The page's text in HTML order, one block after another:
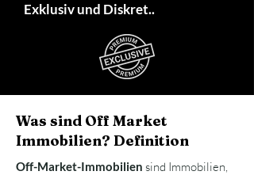
Exklusiv und Diskret..
Was sind Off Market
Immobilien? Definition
Off-Market-Immobilien sind Immobilien,